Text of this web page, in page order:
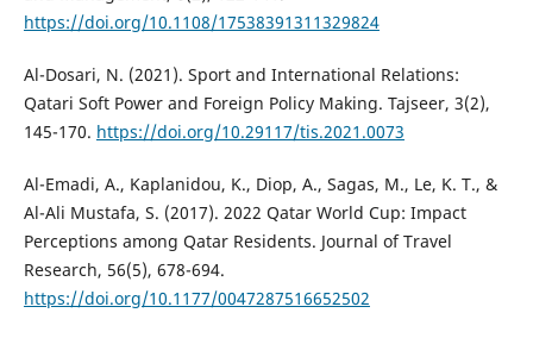
https://doi.org/10.1108/17538391311329824
Al-Dosari, N. (2021). Sport and International Relations:
Qatari Soft Power and Foreign Policy Making. Tajseer, 3(2),
145-170. https://doi.org/10.29117/tis.2021.0073
Al-Emadi, A., Kaplanidou, K., Diop, A., Sagas, M., Le, K. T., &
Al-Ali Mustafa, S. (2017). 2022 Qatar World Cup: Impact
Perceptions among Qatar Residents. Journal of Travel
Research, 56(5), 678-694.
https://doi.org/10.1177/0047287516652502